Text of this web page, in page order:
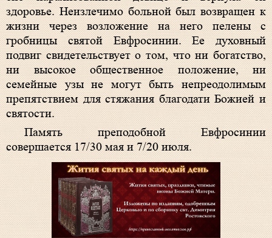
здоровье. Неизлечимо больной был возвращен к
жизни через возложение на него пелены с
гробницы святой Евфросинии. Ее духовный
подвиг свидетельствует о том, что ни богатство,
ни высокое общественное положение, ни
семейные узы не могут быть непреодолимым
препятствием для стяжания благодати Божией и
святости.
Память преподобной Евфросинии
совершается 17/30 мая и 7/20 июля.